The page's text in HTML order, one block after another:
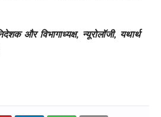
और विभागाध्यक्ष, न्यूरोलॉजी, यथार्थ